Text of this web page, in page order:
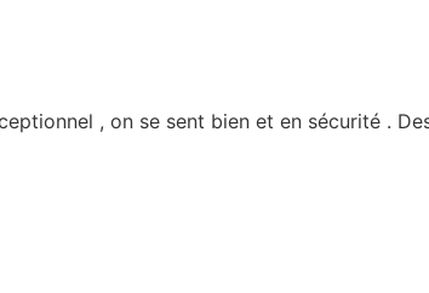
, on se sent bien et en sécurité .